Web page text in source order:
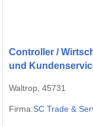
Controller /
und
Waltrop, 45731
Firma:SC Trade &